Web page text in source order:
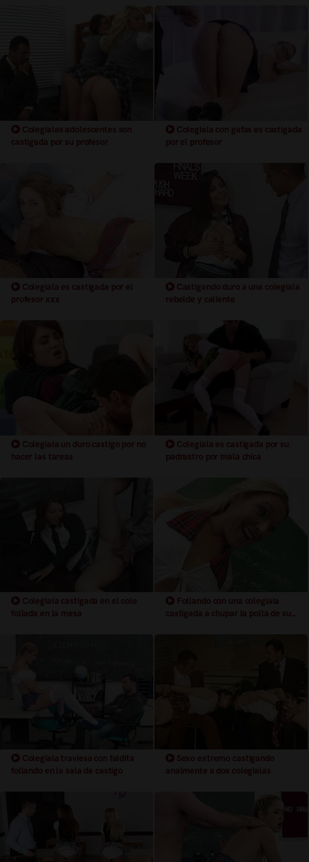
Colegialas adolescentes son
castigada por su profesor
Colegiala con gafas es castigada
por el profesor
Colegiala es castigada por el
profesor xxx
Castigando duro a una colegiala
rebelde y caliente
Colegiala un duro castigo por no
hacer las tareas
Colegiala es castigada por su
padrastro por mala chica
Colegiala castigada en el cole
follada en la mesa
Follando con una colegiala
castigada a chupar la polla de su
Colegiala traviesa con faldita
follando en la sala de castigo
Sexo extremo castigando
analmente a dos colegialas